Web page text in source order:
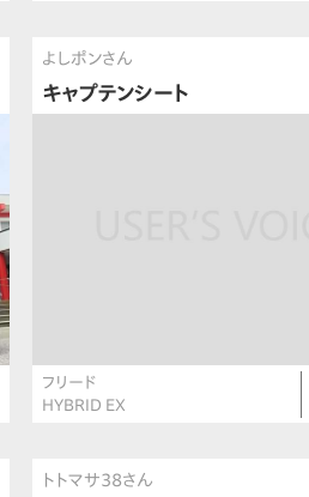
よしポンさん
キャプテンシート
フリード
HYBRID EX
トトマサ38さん